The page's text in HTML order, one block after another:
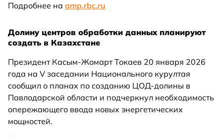
Подробнее на amp.rbc.ru
Долину центров обработки данных планируют
создать в Казахстане
Президент Касым-Жомарт Токаев 20 января 2026
года на V заседании Национального курултая
сообщил о планах по созданию ЦОД-долины в
Павлодарской области и подчеркнул необходимость
опережающего ввода новых энергетических
мощностей.